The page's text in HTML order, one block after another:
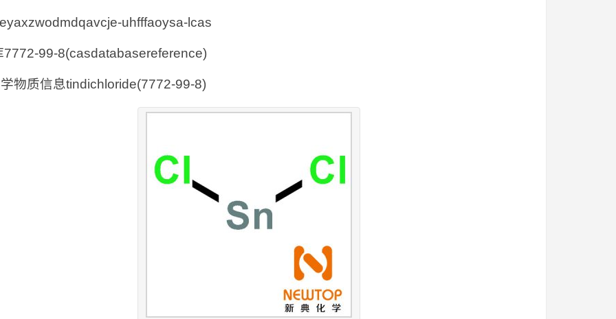
uhfffaoysa-lcas
7772-99-8(casdatabasereference)
物质信息tindichloride(7772-99-8)